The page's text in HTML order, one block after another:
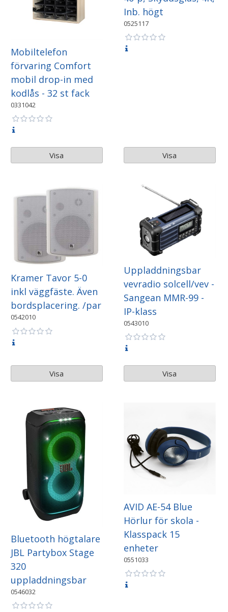
Mobiltelefon
förvaring Comfort
mobil drop-in med
kodlås - 32 st fack
0331042
Visa
Inb. högt
0525117
Visa
Kramer Tavor 5-0
inkl väggfäste. Även
bordsplacering. /par
0542010
Visa
Uppladdningsbar
vevradio solcell/vev -
Sangean MMR-99 -
IP-klass
0543010
Visa
Bluetooth högtalare
JBL Partybox Stage
320
uppladdningsbar
0546032
AVID AE-54 Blue
Hörlur för skola -
Klasspack 15
enheter
0551033